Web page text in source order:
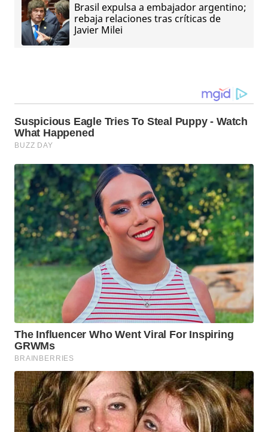
Brasil expulsa a embajador argentino;
rebaja relaciones tras críticas de
Javier Milei